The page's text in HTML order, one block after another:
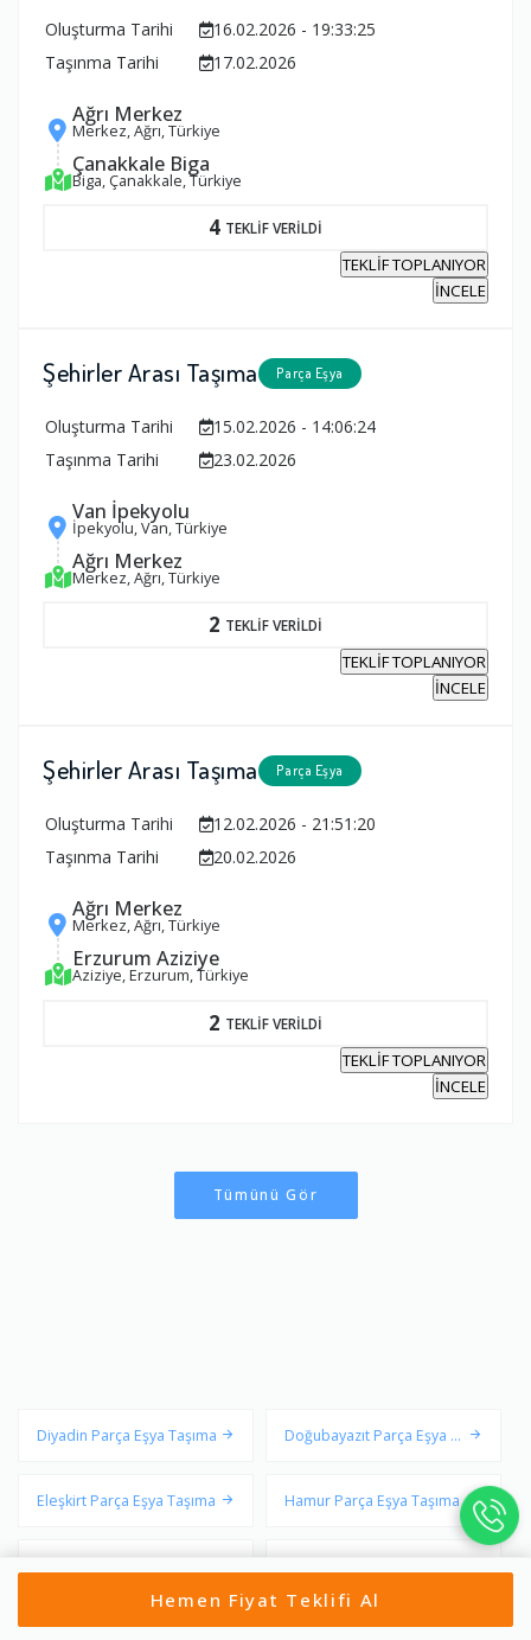
Oluşturma Tarihi
16.02.2026 - 19:33:25
Taşınma Tarihi
17.02.2026
Ağrı Merkez
Merkez, Ağrı, Türkiye
Çanakkale Biga
Biga, Çanakkale, Türkiye
4 TEKLİF VERİLDİ
TEKLİF TOPLANIYOR
İNCELE
Şehirler Arası Taşıma Parça Eşya
Oluşturma Tarihi
15.02.2026 - 14:06:24
Taşınma Tarihi
23.02.2026
Van İpekyolu
İpekyolu, Van, Türkiye
Ağrı Merkez
Merkez, Ağrı, Türkiye
2 TEKLİF VERİLDİ
TEKLİF TOPLANIYOR
İNCELE
Şehirler Arası Taşıma Parça Eşya
Oluşturma Tarihi
12.02.2026 - 21:51:20
Taşınma Tarihi
20.02.2026
Ağrı Merkez
Merkez, Ağrı, Türkiye
Erzurum Aziziye
Aziziye, Erzurum, Türkiye
2 TEKLİF VERİLDİ
TEKLİF TOPLANIYOR
İNCELE
Tümünü Gör
Diyadin Parça Eşya Taşıma
Doğubayazıt Parça Eşya Ta
Eleşkirt Parça Eşya Taşıma
Hamur Parça Eşya Taşıma
Taşlıçay Parça Eşya Taşıma Tutak Parça Eşya Taşıma
Hemen Fiyat Teklifi Al